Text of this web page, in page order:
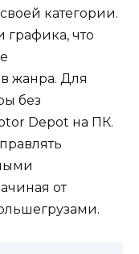
категории.
графика, что
жанра. Для
без
Depot на ПК.
от